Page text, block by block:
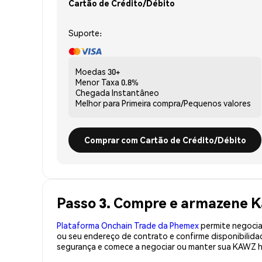
Cartão de Crédito/Débito
Suporte:
Moedas 30+
Menor Taxa 0.8%
Chegada Instantâneo
Melhor para Primeira compra/Pequenos valores
Comprar com Cartão de Crédito/Débito
Passo 3. Compre e armazene
Plataforma Onchain Trade da Phemexpermite
ou seu endereço de contrato e confirme
segurança e comece a negociar ou manter sua KAWZ